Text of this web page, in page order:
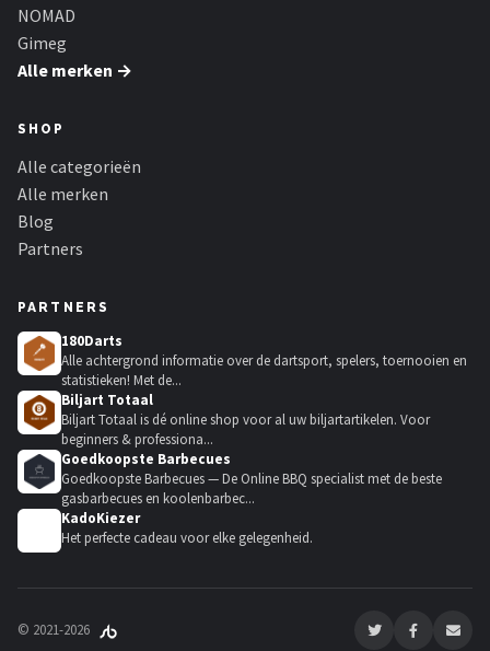
NOMAD
Gimeg
Alle merken →
SHOP
Alle categorieën
Alle merken
Blog
Partners
PARTNERS
180Darts
Alle achtergrond informatie over de dartsport, spelers, toernooien en
statistieken! Met de...
Biljart Totaal
Biljart Totaal is dé online shop voor al uw biljartartikelen. Voor
beginners & professiona...
Goedkoopste Barbecues
Goedkoopste Barbecues — De Online BBQ specialist met de beste
gasbarbecues en koolenbarbec...
KadoKiezer
Het perfecte cadeau voor elke gelegenheid.
© 2021-2026